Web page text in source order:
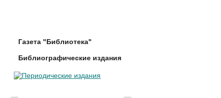
Газета "Библиотека"
Библиографические издания